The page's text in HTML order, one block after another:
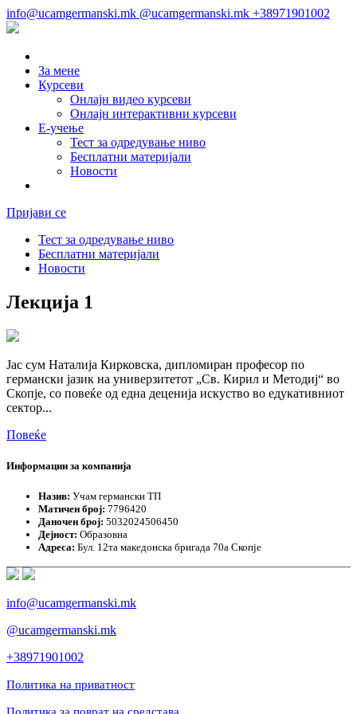
info@ucamgermanski.mk @ucamgermanski.mk +38971901002
За мене
Курсеви
Онлајн видео курсеви
Онлајн интерактивни курсеви
Е-учење
Тест за одредување ниво
Бесплатни материјали
Новости
Пријави се
Тест за одредување ниво
Бесплатни материјали
Новости
Лекција 1
Јас сум Наталија Кирковска, дипломиран професор по
германски јазик на универзитетот „Св. Кирил и Методиј“ во
Скопје, со повеќе од една деценија искуство во едукативниот
сектор...
Повеќе
Информации за компанија
Назив: Учам германски ТП
Матичен број: 7796420
Даночен број: 5032024506450
Дејност: Образовна
Адреса: Бул. 12та македонска бригада 70а Скопје
info@ucamgermanski.mk
@ucamgermanski.mk
+38971901002
Политика на приватност